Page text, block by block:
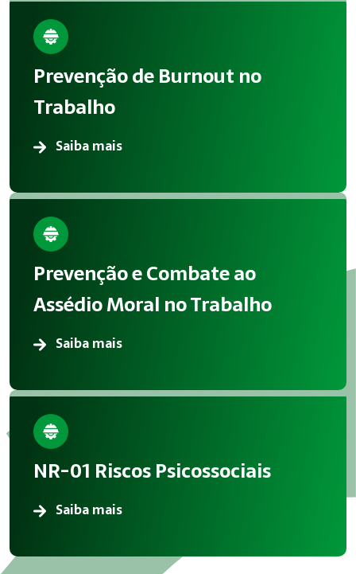
Prevenção de Burnout no
Trabalho
Saiba mais
Prevenção e Combate ao
Assédio Moral no Trabalho
Saiba mais
NR-01 Riscos Psicossociais
Saiba mais